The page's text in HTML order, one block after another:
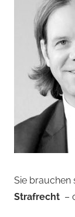
Sie brauchen
Strafrecht –